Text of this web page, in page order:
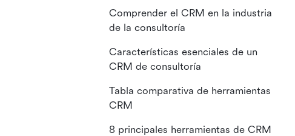
Comprender el CRM en la industria
de la consultoría
Características esenciales de un
CRM de consultoría
Tabla comparativa de herramientas
CRM
8 principales herramientas de CRM